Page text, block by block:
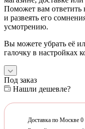
Поможет вам ответить
и развеять его
усмотрению.
Вы можете убрать её
галочку в настройках
Под заказ
Нашли дешевле?
Доставка по Москве 0